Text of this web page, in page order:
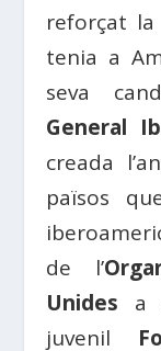
reforçat
tenia a
seva
General
creada
països
de l’
Unides a
juvenil